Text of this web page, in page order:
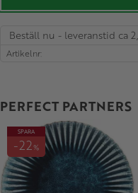
Beställ nu - leveranstid ca
Artikelnr
PERFECT PARTNERS
SPARA
22%